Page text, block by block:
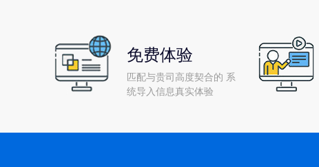
免费体验
匹配与贵司高度契合的 系
统导入信息真实体验